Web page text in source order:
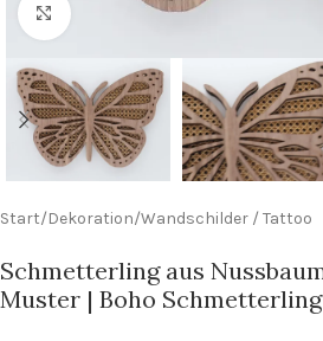
Zum Vergrößern klicken
Start/Dekoration/Wandschilder / Tattoo
Schmetterling aus
Muster | Boho Schmetterling